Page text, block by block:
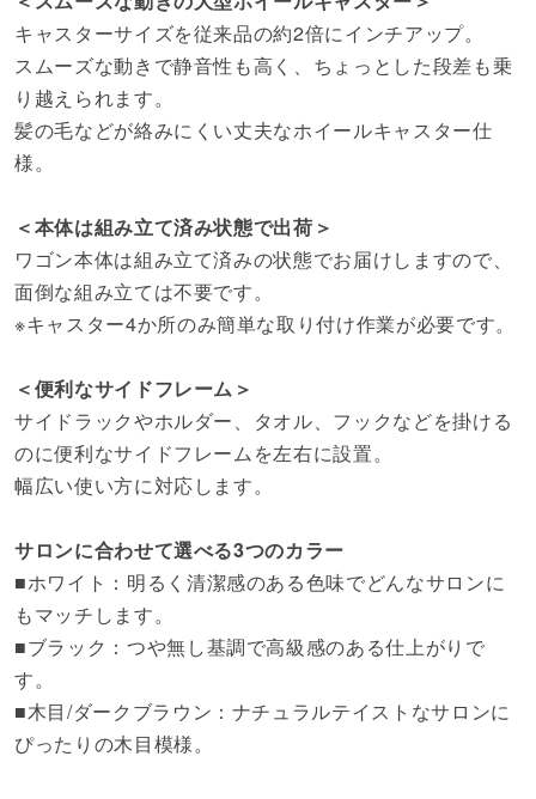
キャスターサイズを従来品の約2倍にインチアップ。
スムーズな動きで静音性も高く、ちょっとした段差も乗
り越えられます。
髪の毛などが絡みにくい丈夫なホイールキャスター仕
様。
＜本体は組み立て済み状態で出荷＞
ワゴン本体は組み立て済みの状態でお届けしますので、
面倒な組み立ては不要です。
※キャスター4か所のみ簡単な取り付け作業が必要です。
＜便利なサイドフレーム＞
サイドラックやホルダー、タオル、フックなどを掛ける
のに便利なサイドフレームを左右に設置。
幅広い使い方に対応します。
サロンに合わせて選べる3つのカラー
■ホワイト：明るく清潔感のある色味でどんなサロンに
もマッチします。
■ブラック：つや無し基調で高級感のある仕上がりで
す。
■木目/ダークブラウン：ナチュラルテイストなサロンに
ぴったりの木目模様。